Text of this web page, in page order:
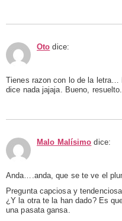
Oto dice:
Tienes razon con lo de la
dice nada jajaja. Bueno, resuelto.
Malo Malísimo dice:
Anda….anda, que se te ve el
Pregunta capciosa y
¿Y la otra te la han dado? Es
una pasata gansa.